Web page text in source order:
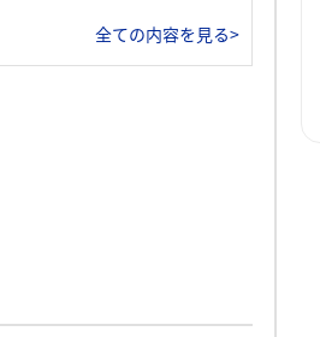
全ての内容を見る>